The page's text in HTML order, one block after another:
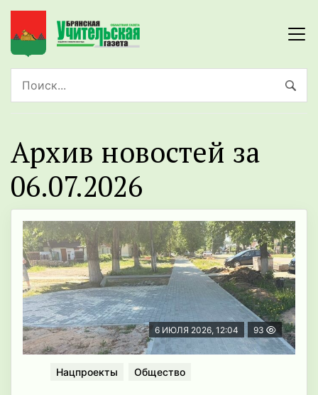
Архив новостей за
06.07.2026
6 ИЮЛЯ 2026, 12:04 93
Нацпроекты Общество